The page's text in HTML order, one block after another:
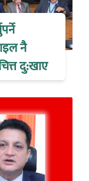
नै
दु:खाए